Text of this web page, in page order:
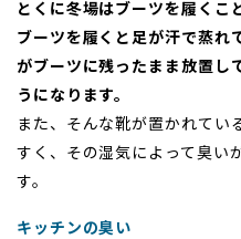
とくに冬場はブーツを履くこ
ブーツを履くと足が汗で蒸れ
がブーツに残ったまま放置し
うになります。
また、そんな靴が置かれてい
すく、その湿気によって臭い
す。
キッチンの臭い